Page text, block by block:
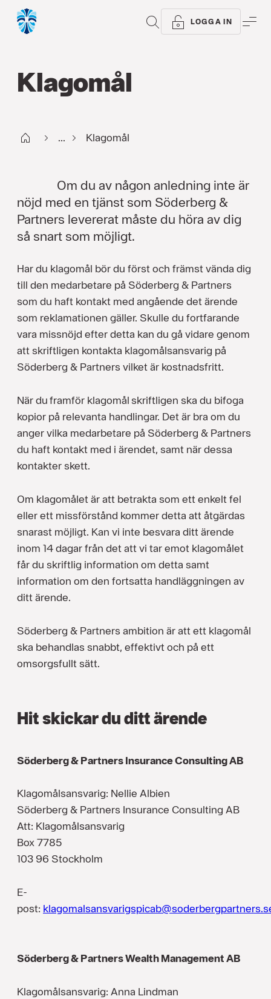
SÖK LOGGA IN
Klagomål
Start ... Klagomål
Om du av någon anledning inte är
nöjd med en tjänst som Söderberg &
Partners levererat måste du höra av dig
så snart som möjligt.
Har du klagomål bör du först och främst vända dig
till den medarbetare på Söderberg & Partners
som du haft kontakt med angående det ärende
som reklamationen gäller. Skulle du fortfarande
vara missnöjd efter detta kan du gå vidare genom
att skriftligen kontakta klagomålsansvarig på
Söderberg & Partners vilket är kostnadsfritt.
När du framför klagomål skriftligen ska du bifoga
kopior på relevanta handlingar. Det är bra om du
anger vilka medarbetare på Söderberg & Partners
du haft kontakt med i ärendet, samt när dessa
kontakter skett.
Om klagomålet är att betrakta som ett enkelt fel
eller ett missförstånd kommer detta att åtgärdas
snarast möjligt. Kan vi inte besvara ditt ärende
inom 14 dagar från det att vi tar emot klagomålet
får du skriftlig information om detta samt
information om den fortsatta handläggningen av
ditt ärende.
Söderberg & Partners ambition är att ett klagomål
ska behandlas snabbt, effektivt och på ett
omsorgsfullt sätt.
Hit skickar du ditt ärende
Söderberg & Partners Insurance Consulting AB
Klagomålsansvarig: Nellie Albien
Söderberg & Partners Insurance Consulting AB
Att: Klagomålsansvarig
Box 7785
103 96 Stockholm
E-
post:
Söderberg & Partners Wealth Management AB
Klagomålsansvarig: Anna Lindman